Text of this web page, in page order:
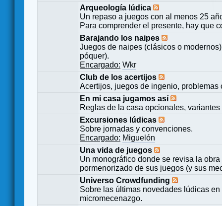
Arqueología lúdica
Un repaso a juegos con al menos 25
Para comprender el presente, hay que
Barajando los naipes
Juegos de naipes (clásicos o
póquer).
Encargado: Wkr
Club de los acertijos
Acertijos, juegos de ingenio,
En mi casa jugamos así
Reglas de la casa opcionales,
Excursiones lúdicas
Sobre jornadas y convenciones.
Encargado: Miguelón
Una vida de juegos
Un monográfico donde se revisa la
pormenorizado de sus juegos (y sus
Universo Crowdfunding
Sobre las últimas novedades lúdicas
micromecenazgo.